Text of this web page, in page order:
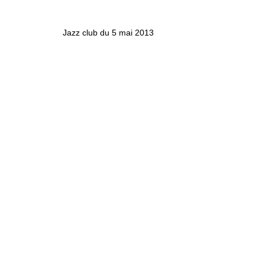
Jazz club du 5 mai 2013